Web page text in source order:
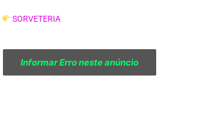
SORVETERIA
Informar Erro neste anúncio